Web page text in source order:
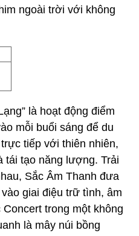
ngoài trời với không
là hoạt động điểm
mỗi buổi sáng để du
tiếp với thiên nhiên,
tái tạo năng lượng. Trải
Sắc Âm Thanh đưa
giai điệu trữ tình, âm
trong một không
là mây núi bồng